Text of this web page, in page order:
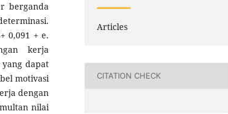
berganda
0,091 + e.
kerja
dapat
motivasi
dengan
nilai
Articles
CITATION CHECK